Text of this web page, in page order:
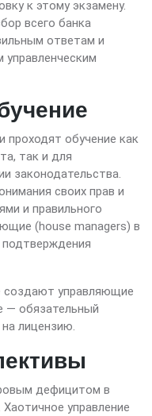
к этому экзамену.
всего банка
ответам и
управленческим
проходят обучение как
так и для
законодательства.
своих прав и
и правильного
(house managers) в
создают управляющие
— обязательный
лицензию.
дефицитом в
управление